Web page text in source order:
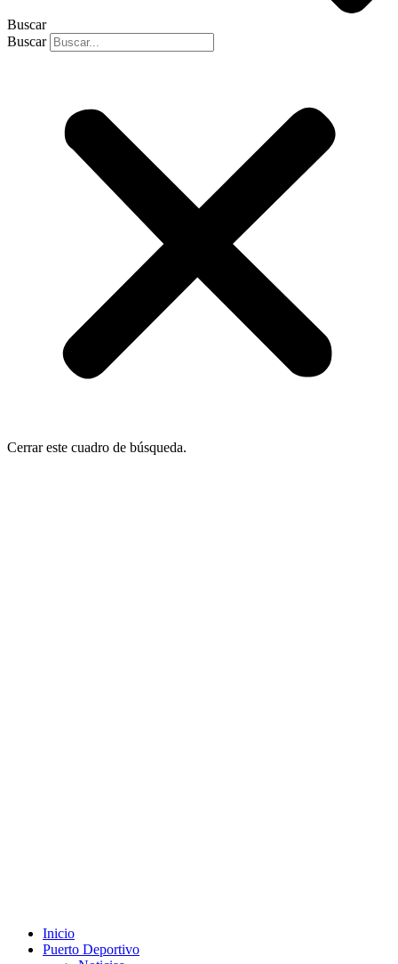
Buscar
Buscar
Cerrar este cuadro de búsqueda.
Inicio
Puerto Deportivo